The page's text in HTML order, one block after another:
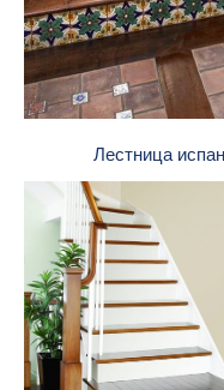
Лестница